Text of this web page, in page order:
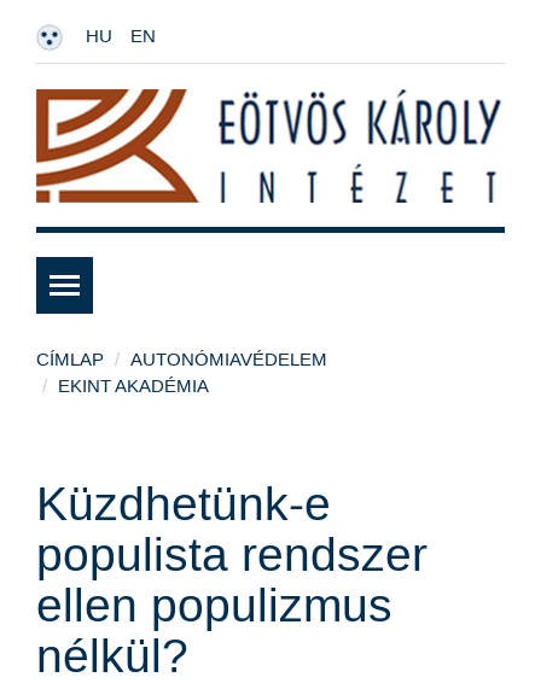
HU EN
CÍMLAP
AUTONÓMIAVÉDELEM
EKINT AKADÉMIA
Küzdhetünk-e
populista rendszer
ellen populizmus
nélkül?